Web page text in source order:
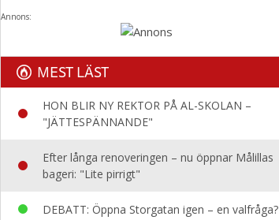
Annons:
MEST LÄST
HON BLIR NY REKTOR PÅ AL-SKOLAN –
"JÄTTESPÄNNANDE"
Efter långa renoveringen – nu öppnar Målillas
bageri: "Lite pirrigt"
DEBATT: Öppna Storgatan igen – en valfråga?